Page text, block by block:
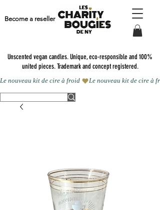
Unscented vegan candles.Unique, eco-responsible and 100%
united pieces. Trademark and concept registered.
Become a reseller
Le nouveau kit de cire à froid